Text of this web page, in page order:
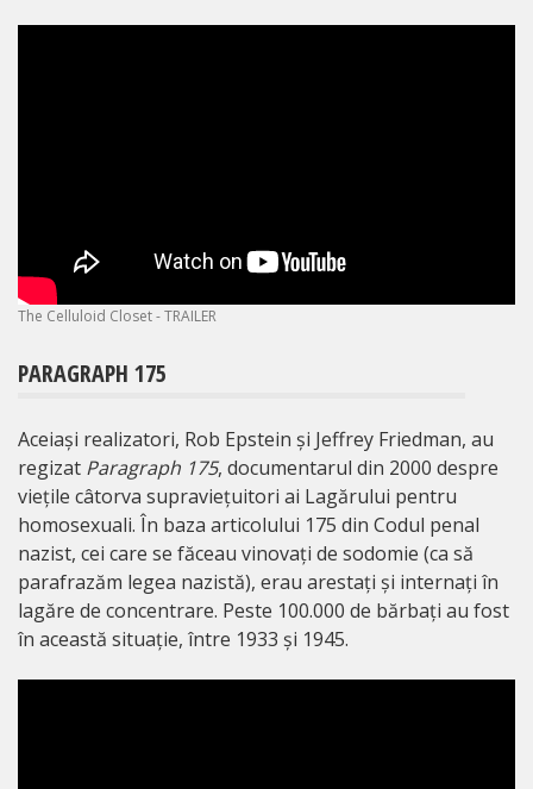
The Celluloid Closet - TRAILER
PARAGRAPH 175
Aceiași realizatori, Rob Epstein și Jeffrey Friedman, au
regizat Paragraph 175, documentarul din 2000 despre
viețile câtorva supraviețuitori ai Lagărului pentru
homosexuali. În baza articolului 175 din Codul penal
nazist, cei care se făceau vinovați de sodomie (ca să
parafrazăm legea nazistă), erau arestați și internați în
lagăre de concentrare. Peste 100.000 de bărbați au fost
în această situație, între 1933 și 1945.